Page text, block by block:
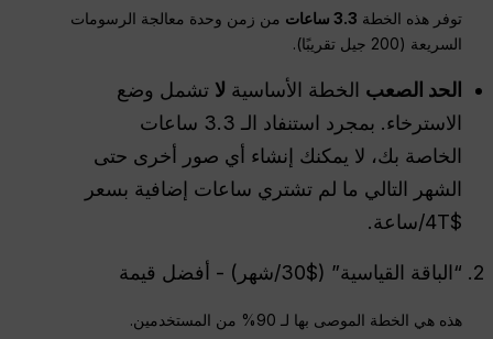
توفر هذه الخطة 3.3 ساعات
من زمن وحدة معالجة الرسومات
السريعة (200 جيل تقريبًا).
الحد الصعب الخطة الأساسية لا تشمل وضع
الاسترخاء. بمجرد استنفاد الـ 3.3 ساعات
الخاصة بك، لا يمكنك إنشاء أي صور أخرى حتى
الشهر التالي ما لم تشتري ساعات إضافية بسعر
$4T/ساعة.
“الباقة القياسية” ($30/شهر) - أفضل قيمة
هذه هي الخطة الموصى بها لـ 90% من المستخدمين.